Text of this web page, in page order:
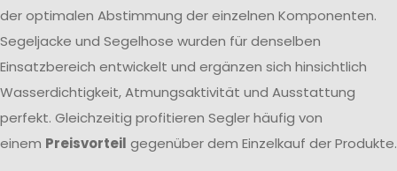
der optimalen Abstimmung der einzelnen Komponenten.
Segeljacke und Segelhose wurden für denselben
Einsatzbereich entwickelt und ergänzen sich hinsichtlich
Wasserdichtigkeit, Atmungsaktivität und Ausstattung
perfekt. Gleichzeitig profitieren Segler häufig von
einem Preisvorteil gegenüber dem Einzelkauf der Produkte.